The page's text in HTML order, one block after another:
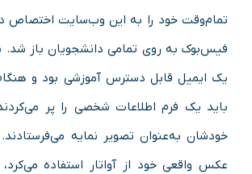
تمام‌وقت خود را به این وب‌سایت اختصاص
فیس‌بوک به روی تمامی دانشجویان باز
یک ایمیل قابل دسترس آموزشی بود و
باید یک فرم اطلاعات شخصی را پر
خودشان به‌عنوان تصویر نمایه
عکس واقعی خود از آواتار استفاده